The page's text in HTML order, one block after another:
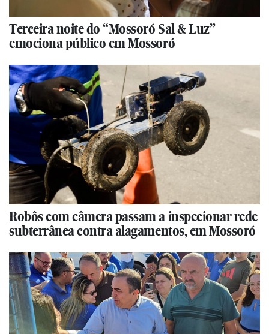
Terceira noite do “Mossoró Sal & Luz”
emociona público em Mossoró
Robôs com câmera passam a inspecionar rede
subterrânea contra alagamentos, em Mossoró